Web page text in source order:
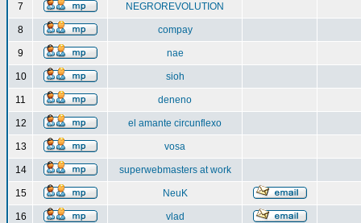
7 NEGROREVOLUTION
8 compay
9 nae
10 sioh
11 deneno
12 el amante circunflexo
13 vosa
14 superwebmasters at work
15 NeuK
16 vlad